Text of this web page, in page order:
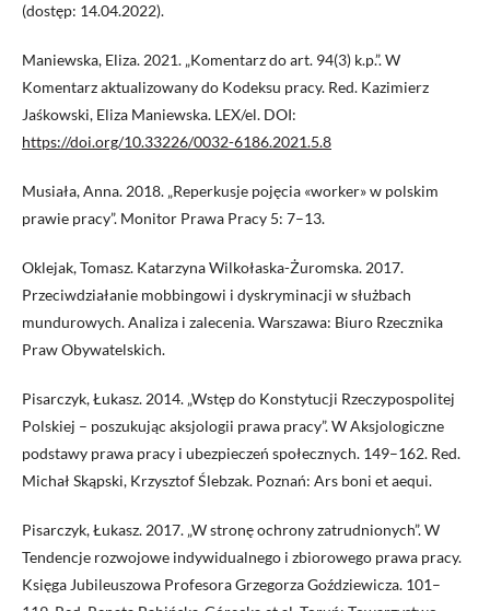
(dostęp: 14.04.2022).
Maniewska, Eliza. 2021. „Komentarz do art. 94(3) k.p.”. W
Komentarz aktualizowany do Kodeksu pracy. Red. Kazimierz
Jaśkowski, Eliza Maniewska. LEX/el. DOI:
https://doi.org/10.33226/0032-6186.2021.5.8
Musiała, Anna. 2018. „Reperkusje pojęcia «worker» w polskim
prawie pracy”. Monitor Prawa Pracy 5: 7–13.
Oklejak, Tomasz. Katarzyna Wilkołaska-Żuromska. 2017.
Przeciwdziałanie mobbingowi i dyskryminacji w służbach
mundurowych. Analiza i zalecenia. Warszawa: Biuro Rzecznika
Praw Obywatelskich.
Pisarczyk, Łukasz. 2014. „Wstęp do Konstytucji Rzeczypospolitej
Polskiej – poszukując aksjologii prawa pracy”. W Aksjologiczne
podstawy prawa pracy i ubezpieczeń społecznych. 149–162. Red.
Michał Skąpski, Krzysztof Ślebzak. Poznań: Ars boni et aequi.
Pisarczyk, Łukasz. 2017. „W stronę ochrony zatrudnionych”. W
Tendencje rozwojowe indywidualnego i zbiorowego prawa pracy.
Księga Jubileuszowa Profesora Grzegorza Goździewicza. 101–